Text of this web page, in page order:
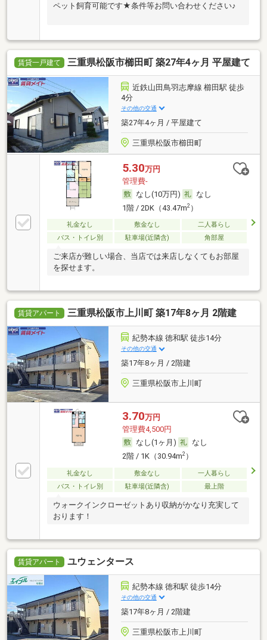
ペット飼育可能です★条件等お問い合わせください♪
賃貸一戸建て 三重県松阪市櫛田町 築27年4ヶ月 平屋建て
近鉄山田鳥羽志摩線 櫛田駅 徒歩
4分
その他の交通
築27年4ヶ月 / 平屋建て
三重県松阪市櫛田町
5.30万円
管理費-
なし(10万円)
なし
1階 / 2DK（43.47m2）
礼金なし 敷金なし
二人暮らし
バス・トイレ別
駐車場(近隣含) 角部屋
ご来店が難しい場合、当店では来店しなくてもお部屋
を探せます。
賃貸アパート 三重県松阪市上川町 築17年8ヶ月 2階建
紀勢本線 徳和駅 徒歩14分
その他の交通
築17年8ヶ月 / 2階建
三重県松阪市上川町
3.70万円
管理費4,500円
なし(1ヶ月)
なし
2階 / 1K（30.94m2）
礼金なし 敷金なし
一人暮らし
バス・トイレ別
駐車場(近隣含) 最上階
ウォークインクローゼットあり収納がかなり充実して
おります！
賃貸アパート ユウェンタース
紀勢本線 徳和駅 徒歩14分
その他の交通
築17年8ヶ月 / 2階建
三重県松阪市上川町